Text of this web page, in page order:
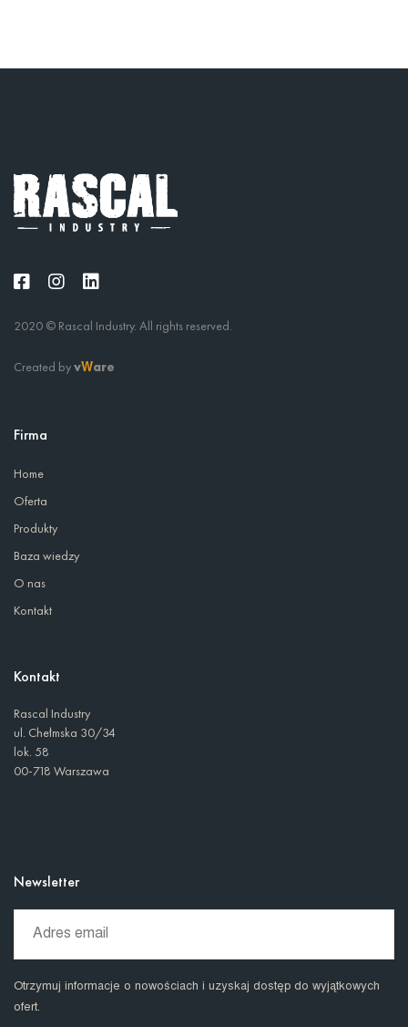
2020 © Rascal Industry. All rights reserved.
Created byvWare
Firma
Home
Oferta
Produkty
Baza wiedzy
O nas
Kontakt
Kontakt
Rascal Industry
ul. Chełmska 30/34
lok. 58
00-718 Warszawa
Newsletter
Otrzymuj informacje o nowościach i uzyskaj dostęp do wyjątkowych
ofert.